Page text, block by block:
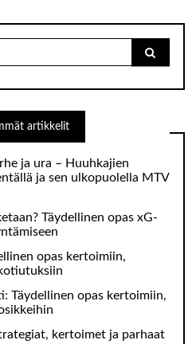
artikkelit
ja ura – Huuhkajien
ja sen ulkopuolella MTV
Täydellinen opas xG-
opas kertoimiin,
Täydellinen opas kertoimiin,
kertoimet ja parhaat